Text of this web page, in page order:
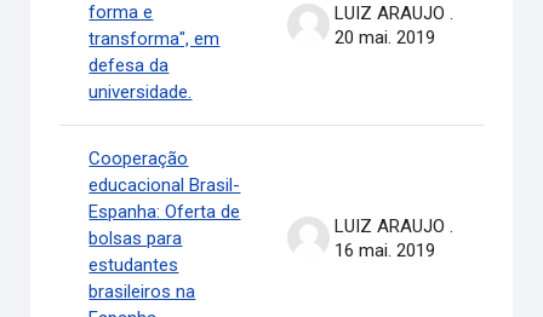
forma e
transforma", em
defesa da
universidade.
LUIZ ARAUJO .
20 mai. 2019
Cooperação
educacional Brasil-
Espanha: Oferta de
bolsas para
estudantes
brasileiros na
LUIZ ARAUJO .
16 mai. 2019